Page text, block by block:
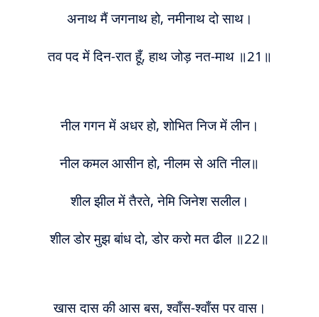
अनाथ मैं जगनाथ हो, नमीनाथ दो साथ।
तवपद में दिन-रात हूँ, हाथ जोड़ नत-माथ ॥21॥
नील गगन में अधर हो, शोभित निज में लीन।
नील कमल आसीन हो, नीलम से अति नील॥
शील झील में तैरते, नेमि जिनेश सलील।
शील डोर मुझ बांध दो, डोर करो मत ढील ॥22॥
खास दास की आस बस, श्वाँस-श्वाँस पर वास।